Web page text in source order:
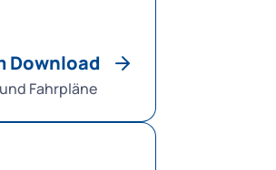
Download
Fahrpläne